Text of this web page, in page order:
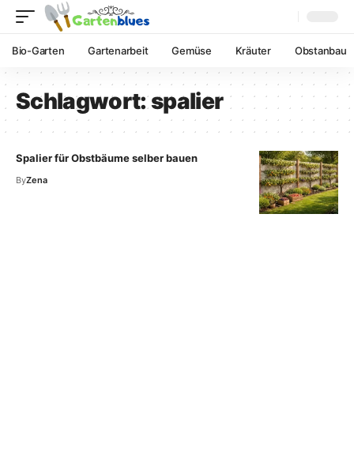
Bio-Garten Gartenarbeit Gemüse Kräuter Obstanbau
Schlagwort:spalier
Spalier für Obstbäume selber bauen
ByZena